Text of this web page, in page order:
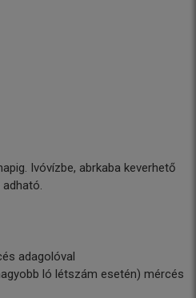
Ivóvízbe, abrkaba keverhető
adagolóval
ló létszám esetén) mércés